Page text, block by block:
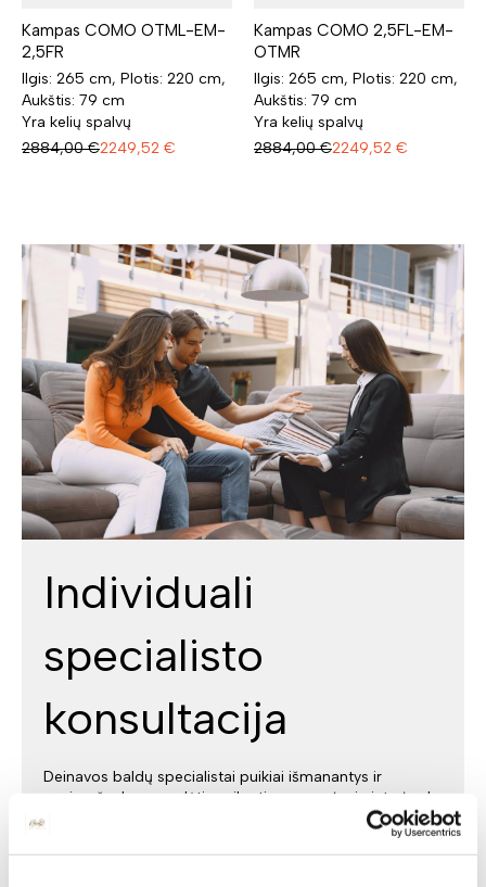
Kampas COMO OTML-EM-
2,5FR
Ilgis: 265 cm, Plotis: 220 cm,
Aukštis: 79 cm
Yra kelių spalvų
2884,00 €2249,52 €
Kampas COMO 2,5FL-EM-
OTMR
Ilgis: 265 cm, Plotis: 220 cm,
Aukštis: 79 cm
Yra kelių spalvų
2884,00 €2249,52 €
Individuali
specialisto
konsultacija
Deinavos baldų specialistai puikiai išmanantys ir
pasiruošę Jums padėti susikurti savo svajonių interjerą!
Padėsim parengti planus iš išmatavimus geriausiam